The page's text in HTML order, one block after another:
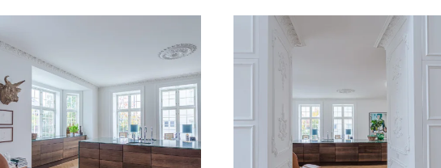
VIS BILLEDE VIS BILLEDE